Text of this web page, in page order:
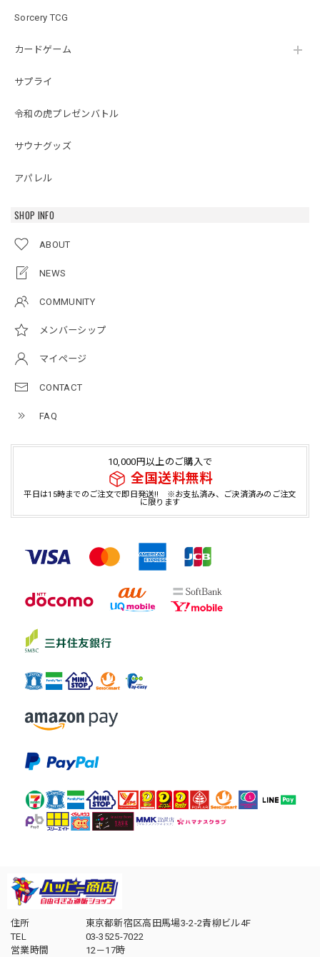
Sorcery TCG
カードゲーム
サプライ
令和の虎プレゼンバトル
サウナグッズ
アパレル
SHOP INFO
ABOUT
NEWS
COMMUNITY
メンバーシップ
マイページ
CONTACT
FAQ
10,000円以上のご購入で
全国送料無料
平日は15時までのご注文で即日発送!! ※お支払済み、ご決済済みのご注文
に限ります
住所
東京都新宿区高田馬場3-2-2青柳ビル4F
TEL
03-3525-7022
営業時間
12－17時